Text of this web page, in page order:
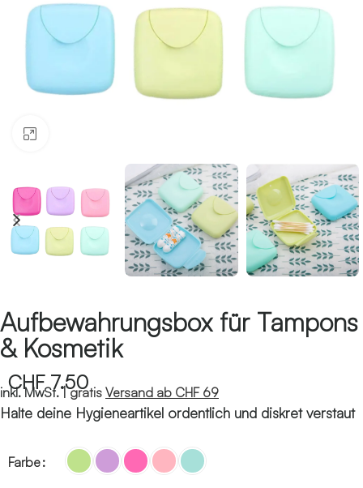
Aufbewahrungsbox für Tampons
& Kosmetik
CHF7.50
inkl. MwSt. |gratis Versand ab CHF 69
Halte deine Hygieneartikel ordentlich und diskret verstaut
Farbe